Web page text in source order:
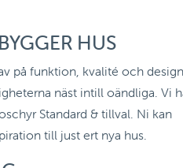
HUS
på funktion, kvalité och
näst intill oändliga. Vi
Standard & tillval. Ni kan
till just ert nya hus.